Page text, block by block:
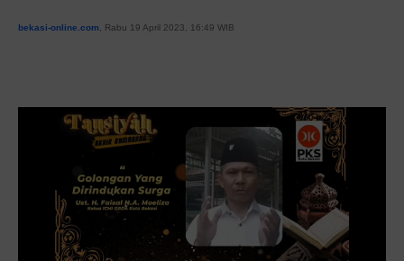
bekasi-online.com , Rabu 19 April 2023, 16:49 WIB